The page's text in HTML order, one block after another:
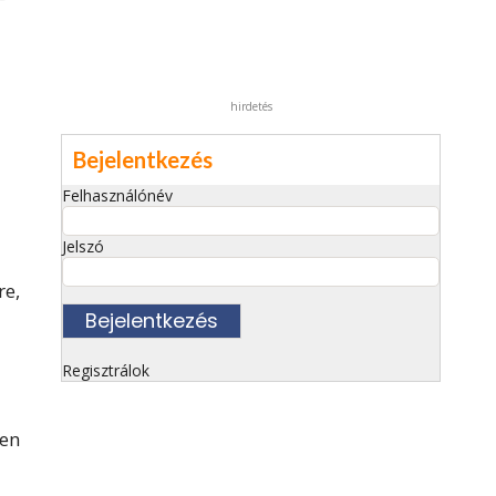
hirdetés
Bejelentkezés
Felhasználónév
Jelszó
Regisztrálok